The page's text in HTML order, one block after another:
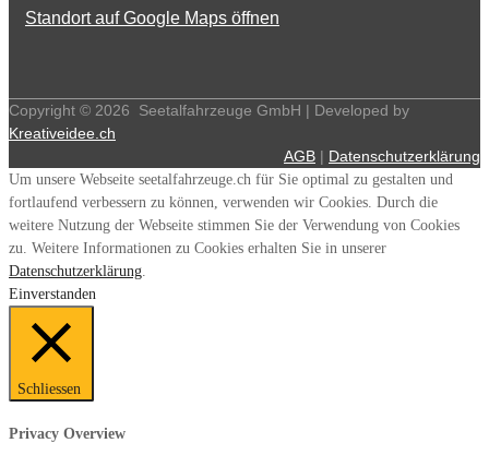
Standort auf Google Maps öffnen
Copyright © 2026
Seetalfahrzeuge GmbH | Developed by
Kreativeidee.ch
AGB | Datenschutzerklärung
Um unsere Webseite seetalfahrzeuge.ch für Sie optimal zu gestalten und
fortlaufend verbessern zu können, verwenden wir Cookies. Durch die
weitere Nutzung der Webseite stimmen Sie der Verwendung von Cookies
zu. Weitere Informationen zu Cookies erhalten Sie in unserer
Datenschutzerklärung
Einverstanden
Schliessen
Privacy Overview